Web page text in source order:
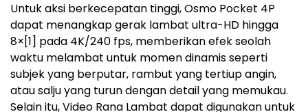
Untuk aksi berkecepatan tinggi, Osmo Pocket 4P
dapat menangkap gerak lambat ultra-HD hingga
8×[1] pada 4K/240 fps, memberikan efek seolah
waktu melambat untuk momen dinamis seperti
subjek yang berputar, rambut yang tertiup angin,
atau salju yang turun dengan detail yang memukau.
Selain itu, Video Rana Lambat dapat digunakan untuk